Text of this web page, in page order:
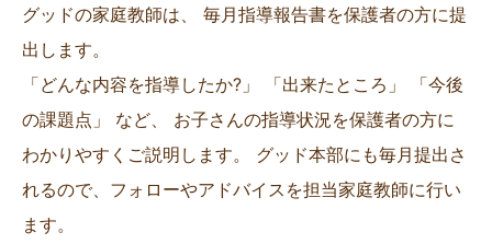
グッドの家庭教師は、 毎月指導報告書を保護者の方に提
出します。
「どんな内容を指導したか?」 「出来たところ」 「今後
の課題点」 など、 お子さんの指導状況を保護者の方に
わかりやすくご説明します。 グッド本部にも毎月提出さ
れるので、フォローやアドバイスを担当家庭教師に行い
ます。